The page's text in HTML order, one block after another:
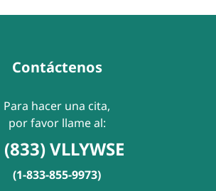
Contáctenos
Para hacer una cita,
por favor llame al:
(833) VLLYWSE
(1-833-855-9973)